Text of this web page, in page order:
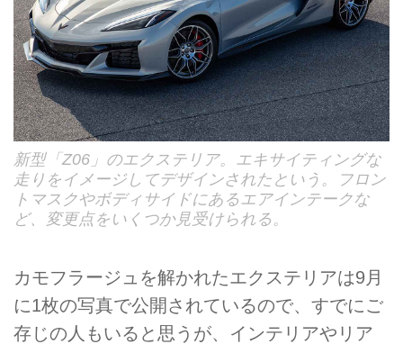
新型「Z06」のエクステリア。エキサイティングな
走りをイメージしてデザインされたという。フロン
トマスクやボディサイドにあるエアインテークな
ど、変更点をいくつか見受けられる。
カモフラージュを解かれたエクステリアは9月
に1枚の写真で公開されているので、すでにご
存じの人もいると思うが、インテリアやリア